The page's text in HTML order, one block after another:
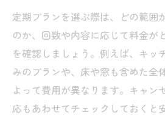
定期プランを選ぶ際は、どの範囲
のか、回数や内容に応じて料金が
を確認しましょう。例えば、キッ
みのプランや、床や窓も含めた全
よって費用が異なります。キャン
応もあわせてチェックしておくと